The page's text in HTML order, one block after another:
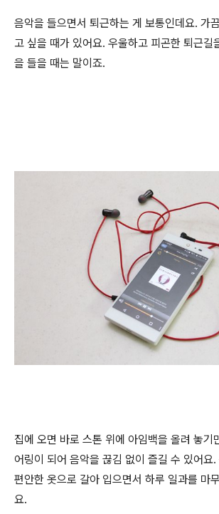
음악을 들으면서 퇴근하는 게 보통인데요. 가
고 싶을 때가 있어요. 우울하고 피곤한 퇴근길
을 들을 때는 말이죠.
집에 오면 바로 스톤 위에 아임백을 올려 놓기
어링이 되어 음악을 끊김 없이 즐길 수 있어요.
편안한 옷으로 갈아 입으면서 하루 일과를 마
요.